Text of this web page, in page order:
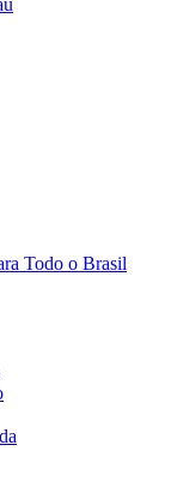
Todo o Brasil